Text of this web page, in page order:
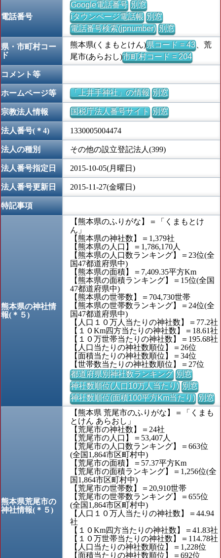
電話番号
Google電話番号 別窓
iタウンページ電話帳 別窓
電話番号検索(jpnumber) 別窓
県・市町村コー
ド
熊本県(くまもとけん)県コード = 43、荒
尾市(あらおし)市町村コード = 204
コメント等
ホームページ等 「上井手神社」の情報 別窓
宗教法人情報 国税庁法人番号サイト 別窓
法人番号(＊4) 1330005004474
法人の種別 その他の設立登記法人(399)
法人番号指定日 2015-10-05(月曜日)
法人番号更新日 2015-11-27(金曜日)
特記事項
熊本県の神社情
報(＊５)
【熊本県のふりがな】＝「くまもとけ
ん」
【熊本県の神社数】＝1,379社
【熊本県の人口】＝1,786,170人
【熊本県の人口数ランキング】＝23位(全
国47都道府県中)
【熊本県の面積】＝7,409.35平方Km
【熊本県の面積ランキング】＝15位(全国
47都道府県中)
【熊本県の世帯数】＝704,730世帯
【熊本県の世帯数ランキング】＝24位(全
国47都道府県中)
【人口１０万人当たりの神社数】＝77.2社
【１０Km四方当たりの神社数】＝18.61社
【１０万世帯当たりの神社数】＝195.68社
【人口当たりの神社数順位】＝26位
【面積当たりの神社数順位】＝34位
【世帯数当たりの神社数順位】＝27位
都道府県別神社数ランキング 別窓
神社数順位(人口10万人当たり) 別窓
神社数順位(面積100平方Km当たり) 別窓
熊本県荒尾市の
神社情報(＊５)
【熊本県 荒尾市のふりがな】＝「くまも
とけん あらおし」
【荒尾市の神社数】＝24社
【荒尾市の人口】＝53,407人
【荒尾市の人口数ランキング】＝663位
(全国1,864市区町村中)
【荒尾市の面積】＝57.37平方Km
【荒尾市の面積ランキング】＝1,256位(全
国1,864市区町村中)
【荒尾市の世帯数】＝20,910世帯
【荒尾市の世帯数ランキング】＝655位
(全国1,864市区町村中)
【人口１０万人当たりの神社数】＝44.94
社
【１０Km四方当たりの神社数】＝41.83社
【１０万世帯当たりの神社数】＝114.78社
【人口当たりの神社数順位】＝1,228位
【面積当たりの神社数順位】＝692位